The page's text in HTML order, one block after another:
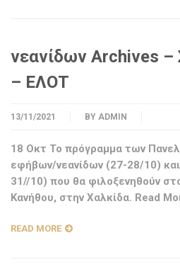
νεανίδων Archives –
– ΕΛΟΤ
13/11/2021 BY ADMIN
18 Οκτ Το πρόγραμμα των
εφήβων/νεανίδων (27-28/10)
31//10) που θα φιλοξενηθούν
Κανήθου, στην Χαλκίδα. Read
READ MORE